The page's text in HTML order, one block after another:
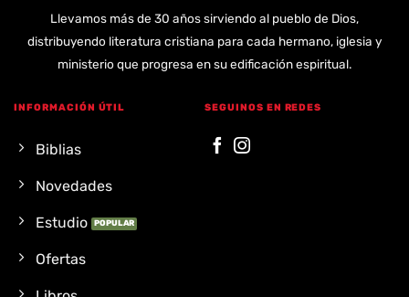
Llevamos más de 30 años sirviendo al pueblo de Dios,
distribuyendo literatura cristiana para cada hermano, iglesia y
ministerio que progresa en su edificación espiritual.
INFORMACIÓN ÚTIL
Biblias
Novedades
Estudio
Ofertas
SEGUINOS EN REDES